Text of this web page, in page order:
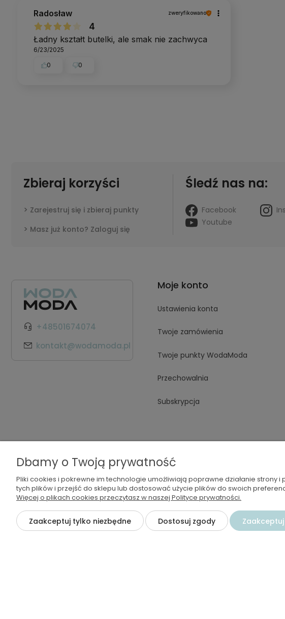
Radosław zweryfikowano
4
Ładny kształt butelki, ale smak nie zachwyca
6/23/2025
0 0
Zbieraj korzyści
Zarejestruj się i zbieraj punkty
Masz już konto? Zaloguj się
Śledź nas na:
Facebook
Youtube
+48501674074
kontakt@wodamoda.pl
Moje konto
Ustawienia konta
Twoje zamówienia
Twoje punkty WodaModa
Przechowalnia
Subskrypcja
Dbamy o Twoją prywatność
Pliki cookies i pokrewne im technologie umożliwiają poprawne działanie
tych plików i przejść do sklepu lub dostosować użycie plików do swoich
Więcej o plikach cookies przeczytasz w naszej Polityce prywatności.
Zaakceptuj tylko niezbędne Dostosuj zgody